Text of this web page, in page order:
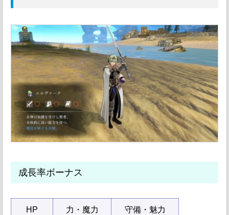
成長率ボーナス
HP 力・魔力 守備・魅力